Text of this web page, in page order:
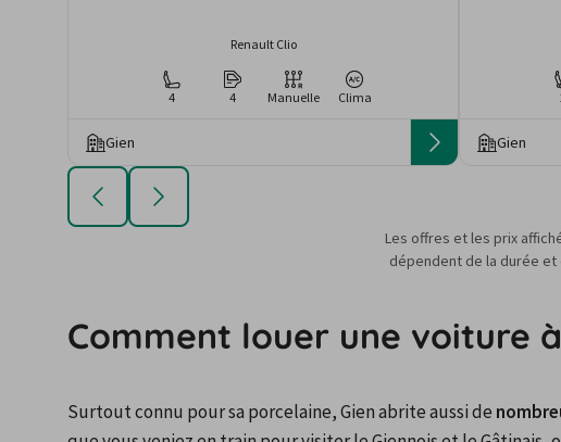
Renault Clio
4 4 Manuelle Clima
Gien Gien
Les offres et les prix
dépendent de la durée
Comment louer une voiture
Surtout connu pour sa porcelaine, Gien abrite aussi de